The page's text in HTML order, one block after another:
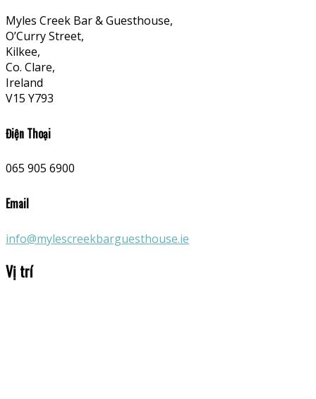
Myles Creek Bar & Guesthouse,
O’Curry Street,
Kilkee,
Co. Clare,
Ireland
V15 Y793
Điện Thoại
065 905 6900
Email
info@mylescreekbarguesthouse.ie
Vị trí